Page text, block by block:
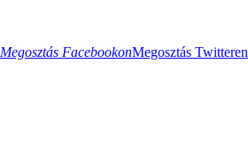
Megosztás FacebookonMegosztás Twitteren